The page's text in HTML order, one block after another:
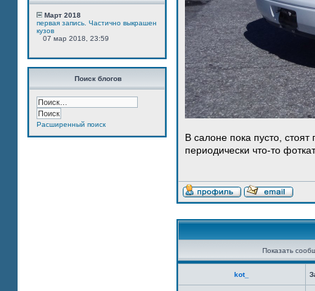
Март 2018
первая запись. Частично выкрашен
кузов
07 мар 2018, 23:59
Поиск блогов
Расширенный поиск
В салоне пока пусто,
периодически что-то
Показать
kot_